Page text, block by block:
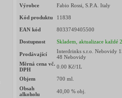
Výrobce Fabio Rossi, S.P.A. Italy
Kód produktu 11838
EAN kód 8033749405500
Dostupnost Skladem, aktualizace každé
Prodávající
Interdrinks s.r.o. Nebovidy
48 Nebovidy
Měrná cena vč.
DPH
0.00 Kč/1L
Objem 700 ml.
Obsah
alkoholu
40,00 % obj.